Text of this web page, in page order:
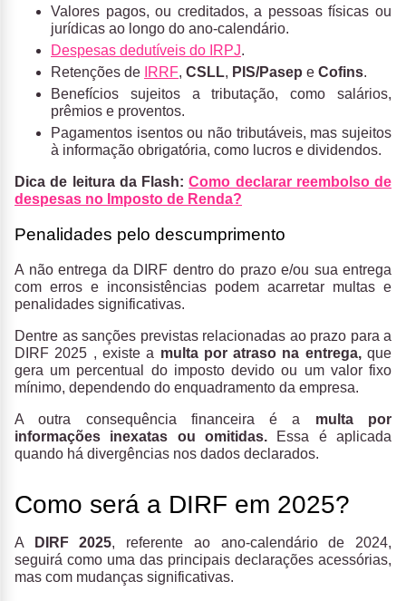
Valores pagos, ou creditados, a pessoas físicas ou
jurídicas ao longo do ano-calendário.
Despesas dedutíveis do IRPJ.
Retenções de IRRF, CSLL, PIS/Pasep e Cofins.
Benefícios sujeitos a tributação, como salários,
prêmios e proventos.
Pagamentos isentos ou não tributáveis, mas sujeitos
à informação obrigatória, como lucros e dividendos.
Dica de leitura da Flash:Como declarar reembolso de
despesas no Imposto de Renda?
Penalidades pelo descumprimento
A não entrega da DIRF dentro do prazo e/ou sua entrega
com erros e inconsistências podem acarretar multas e
penalidades significativas.
Dentre as sanções previstas relacionadas ao prazo para a
DIRF 2025 , existe a multa por atraso na entrega, que
gera um percentual do imposto devido ou um valor fixo
mínimo, dependendo do enquadramento da empresa.
A outra consequência financeira é a multa por
informações inexatas ou omitidas. Essa é aplicada
quando há divergências nos dados declarados.
Como será a DIRF em 2025?
A DIRF 2025, referente ao ano-calendário de 2024,
seguirá como uma das principais declarações acessórias,
mas com mudanças significativas.